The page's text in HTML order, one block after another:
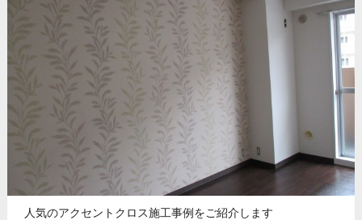
人気のアクセントクロス施工事例をご紹介します